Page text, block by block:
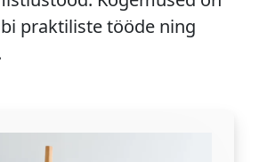
praktiliste tööde ning